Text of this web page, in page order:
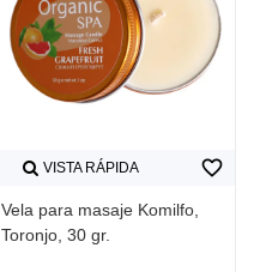
VISTA RÁPIDA
Vela para masaje Komilfo,
Toronjo, 30 gr.
favorite_border